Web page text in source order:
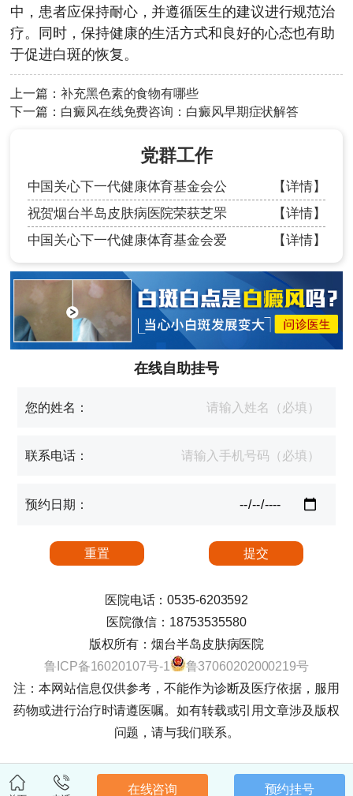
中，患者应保持耐心，并遵循医生的建议进行规范治
疗。同时，保持健康的生活方式和良好的心态也有助
于促进白斑的恢复。
上一篇：补充黑色素的食物有哪些
下一篇： 白癜风在线免费咨询：白癜风早期症状解答
党群工作
中国关心下一代健康体育基金会公
【详情】
祝贺烟台半岛皮肤病医院荣获芝罘
【详情】
中国关心下一代健康体育基金会爱
【详情】
在线自助挂号
您的姓名：
联系电话：
预约日期：
医院电话：0535-6203592
医院微信：18753535580
版权所有：烟台半岛皮肤病医院
鲁ICP备16020107号-1
鲁37060202000219号
注：本网站信息仅供参考，不能作为诊断及医疗依据，服用
药物或进行治疗时请遵医嘱。如有转载或引用文章涉及版权
问题，请与我们联系。
在线咨询 预约挂号